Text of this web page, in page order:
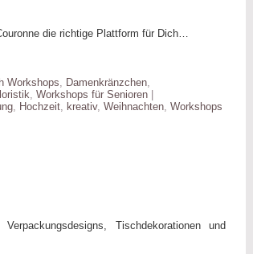
die richtige Plattform für Dich…
Workshops, Damenkränzchen,
, Workshops für Senioren
, Hochzeit, kreativ, Weihnachten, Workshops
Tischdekorationen und